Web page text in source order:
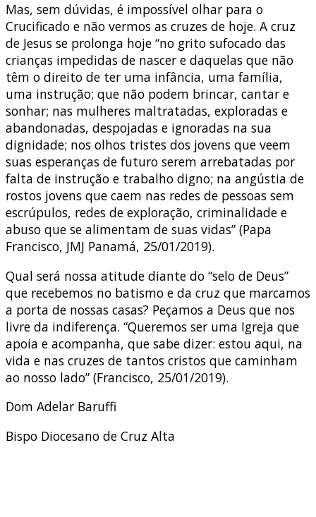
Mas, sem dúvidas, é impossível olhar para o
Crucificado e não vermos as cruzes de hoje. A cruz
de Jesus se prolonga hoje “no grito sufocado das
crianças impedidas de nascer e daquelas que não
têm o direito de ter uma infância, uma família,
uma instrução; que não podem brincar, cantar e
sonhar; nas mulheres maltratadas, exploradas e
abandonadas, despojadas e ignoradas na sua
dignidade; nos olhos tristes dos jovens que veem
suas esperanças de futuro serem arrebatadas por
falta de instrução e trabalho digno; na angústia de
rostos jovens que caem nas redes de pessoas sem
escrúpulos, redes de exploração, criminalidade e
abuso que se alimentam de suas vidas” (Papa
Francisco, JMJ Panamá, 25/01/2019).
Qual será nossa atitude diante do “selo de Deus”
que recebemos no batismo e da cruz que marcamos
a porta de nossas casas? Peçamos a Deus que nos
livre da indiferença. “Queremos ser uma Igreja que
apoia e acompanha, que sabe dizer: estou aqui, na
vida e nas cruzes de tantos cristos que caminham
ao nosso lado” (Francisco, 25/01/2019).
Dom Adelar Baruffi
Bispo Diocesano de Cruz Alta